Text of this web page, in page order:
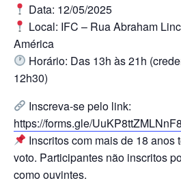
Data: 12/05/2025
Local: IFC – Rua Abraham
América
Horário: Das 13h às 21h
12h30)
Inscreva-se pelo link:
https://forms.gle/
Inscritos com mais de 18 anos
voto. Participantes não inscritos
como ouvintes.